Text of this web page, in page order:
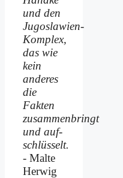
und den
Jugoslawien-
Komplex,
das wie
kein
anderes
die
Fakten
zusammenbringt
und auf­
schlüsselt.
- Malte
Herwig